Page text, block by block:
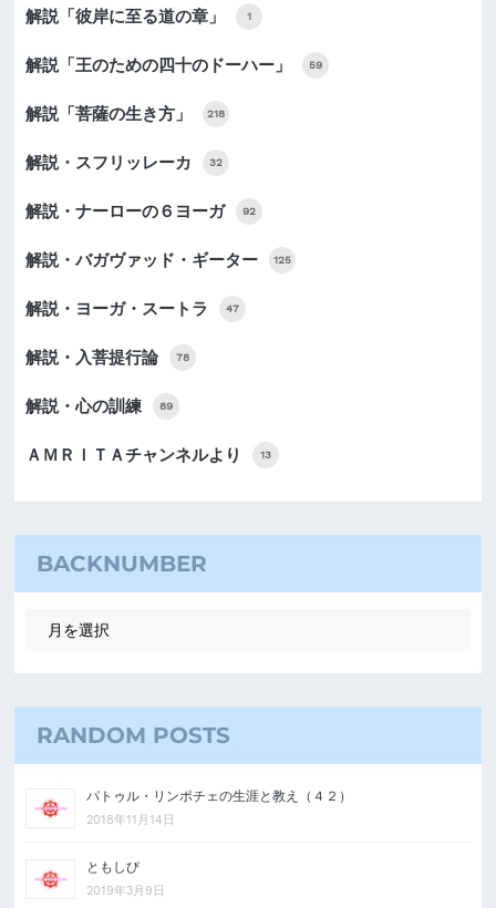
解説「彼岸に至る道の章」 1
解説「王のための四十のドーハー」 59
解説「菩薩の生き方」 218
解説・スフリッレーカ 32
解説・ナーローの６ヨーガ 92
解説・バガヴァッド・ギーター 125
解説・ヨーガ・スートラ 47
解説・入菩提行論 78
解説・心の訓練 89
ＡＭＲＩＴＡチャンネルより 13
BACKNUMBER
RANDOM POSTS
パトゥル・リンポチェの生涯と教え（４２）
2018年11月14日
ともしび
2019年3月9日